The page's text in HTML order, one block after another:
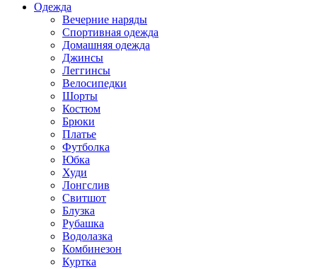
Одежда
Вечерние наряды
Спортивная одежда
Домашняя одежда
Джинсы
Леггинсы
Велосипедки
Шорты
Костюм
Брюки
Платье
Футболка
Юбка
Худи
Лонгслив
Свитшот
Блузка
Рубашка
Водолазка
Комбинезон
Куртка